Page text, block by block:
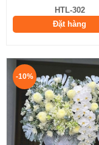
HTL-302
Đặt hàng
-10%